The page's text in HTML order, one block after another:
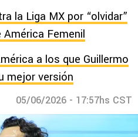
la Liga MX por “olvidar”
Femenil
a los que Guillermo
mejor versión
05/06/2026 - 17:57hs CST